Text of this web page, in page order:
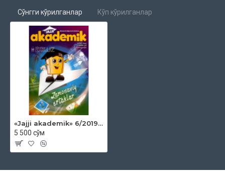
Сўнгги кўрилганлар Кўп кўрилганлар
«Jajji akademik» 6/2019 (Zamonaviy ertaklar)
5 500 сўм